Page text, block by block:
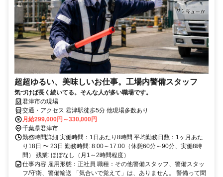
超超ゆるい、美味しいお仕事。工場内警備スタッフ
気づけば長く続いてる。そんな人が多い職場です。
君津市の現場
交通・アクセス 君津駅徒歩5分 他現場多数あり
月給299,000円～330,000円
千葉県君津市
勤務時間詳細 実働時間：1日あたり8時間 平均勤務日数：1ヶ月あた
り18日 〜 23日 勤務時間: 8:00～17:00（休憩60分～90分、実働8時
間） 残業: ほぼなし（月1～2時間程度）
仕事内容 雇用形態：正社員 職種：その他警備スタッフ、警備スタッ
フ/守衛、警備輸送 「気合いで覚えて」は、ありません。 警備って聞